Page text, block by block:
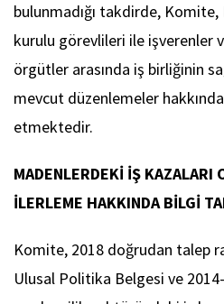
bulunmadığı takdirde,
kurulu görevlileri ile işverenler
örgütler arasında iş birliğinin
mevcut düzenlemeler
etmektedir.
MADENLERDEKİ İŞ KAZALARI
İLERLEME HAKKINDA BİLGİ
Komite, 2018 doğrudan talep
Ulusal Politika Belgesi ve